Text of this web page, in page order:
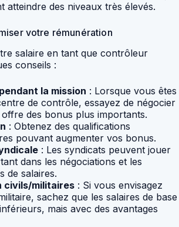
atteindre des niveaux très élevés.
votre rémunération
salaire en tant que contrôleur
conseils :
la mission : Lorsque vous êtes
de contrôle, essayez de négocier
des bonus plus importants.
: Obtenez des qualifications
pouvant augmenter vos bonus.
: Les syndicats peuvent jouer
dans les négociations et les
de salaires.
civils/militaires : Si vous envisagez
sachez que les salaires de base
mais avec des avantages